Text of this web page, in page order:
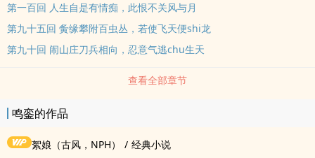
忘记向您QQ群和微博里的朋友推荐哦！
第一百回 人生自是有情痴，此恨不关风与月
第九十五回 夤缘攀附百虫丛，若使飞天便shi龙
第九十回 闹山庄刀兵相向，忍意气逃chu生天
查看全部章节
鸣銮的作品
絮娘（古风，NPH） / 经典小说